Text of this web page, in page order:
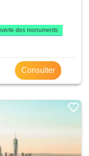
des monuments
Consulter